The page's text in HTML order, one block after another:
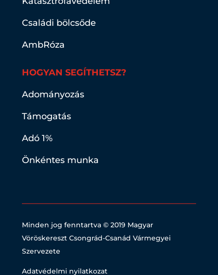
Családi bölcsőde
AmbRóza
HOGYAN SEGÍTHETSZ?
Adományozás
Támogatás
Adó 1%
Önkéntes munka
Minden jog fenntartva © 2019 Magyar
Vöröskereszt Csongrád-Csanád Vármegyei
Szervezete
Adatvédelmi nyilatkozat